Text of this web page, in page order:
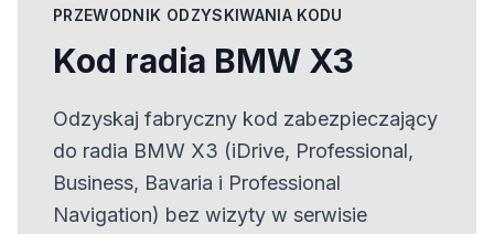
PRZEWODNIK ODZYSKIWANIA KODU
Kod radia BMW X3
Odzyskaj fabryczny kod zabezpieczający
do radia BMW X3 (iDrive, Professional,
Business, Bavaria i Professional
Navigation) bez wizyty w serwisie